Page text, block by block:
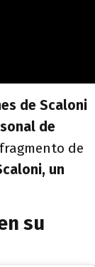
de Scaloni
de
de
un
su